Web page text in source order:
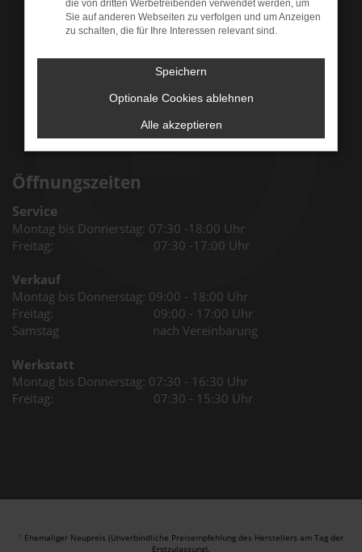
Öffnungszeiten
Service
Montag bis Donnerstag: 07:30 -18:00 Uhr
Freitag: 07:30 -17:00 Uhr
Verkauf
Montag bis Donnerstag: 09:00 - 18:00 Uhr
Freitag: 09:00 - 17:00 Uhr
Samstag nach Vereinbarung
Werkstatt
Montag bis Donnerstag: 07:30 - 16:30 Uhr
Freitag: 07:30 - 15:30 Uhr
1 Ehemaliger Neupreis (Unverbindliche Preisempfehlung des Herstellers am Tag der
Erstzulassung).
die von dritten Werbetreibenden verwendet werden, um
Sie auf anderen Webseiten zu verfolgen und um Anzeigen
zu schalten, die für Ihre Interessen relevant sind.
Speichern
Optionale Cookies ablehnen
Alle akzeptieren